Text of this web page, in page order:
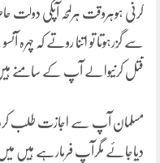
کرنی ہوہروقت ہرلمحہ آپکی دولت
سے گزرہوتا تو اتنا روتے کہ چہرہ
قتل کرنیوالے آپ کے سامنے
مسلمان آپ سے اجازت طلب
دیاجائے مگرآپ فرمارہے ہیں